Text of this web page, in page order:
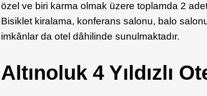
özel ve biri karma olmak üzere toplamda 2
Bisiklet kiralama, konferans salonu, balo
imkânlar da otel dâhilinde sunulmaktadır.
Altınoluk 4 Yıldızlı